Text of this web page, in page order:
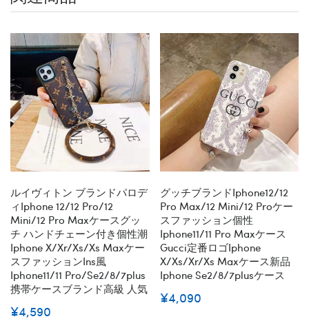
ルイヴィトン ブランドパロデ
ィiphone 12/12 Pro/12
Mini/12 Pro Maxケースグッ
チ ハンドチェーン付き個性潮
Iphone X/xr/xs/xs Maxケー
スファッションins風
Iphone11/11 Pro/se2/8/7plus
携帯ケースブランド高級 人気
¥4,590
グッチブランドiphone12/12
Pro Max/12 Mini/12 Proケー
スファッション個性
Iphone11/11 Pro Maxケース
Gucci定番ロゴiphone
X/xs/xr/xs Maxケース新品
Iphone Se2/8/7plusケース
¥4,090